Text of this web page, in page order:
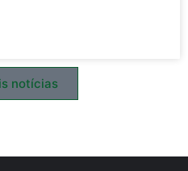
notícias